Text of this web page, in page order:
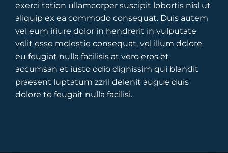
exerci tation ullamcorper suscipit lobortis nisl ut
aliquip ex ea commodo consequat. Duis autem
vel eum iriure dolor in hendrerit in vulputate
velit esse molestie consequat, vel illum dolore
eu feugiat nulla facilisis at vero eros et
accumsan et iusto odio dignissim qui blandit
praesent luptatum zzril delenit augue duis
dolore te feugait nulla facilisi.